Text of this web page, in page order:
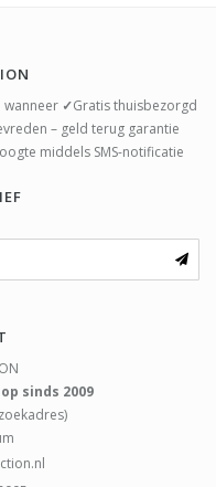
wanneer ✓Gratis thuisbezorgd
– geld terug garantie
middels SMS-notificatie
sinds 2009